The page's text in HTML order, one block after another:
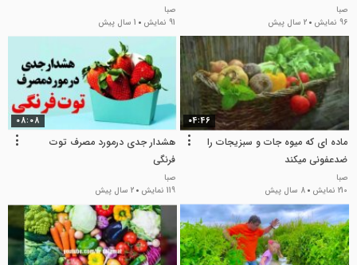
صبا
96 نمایش
2 سال پیش
صبا
91 نمایش
1 سال پیش
04:46
ماده ای که میوه جات و سبزیجات را
ضدعفونی میکند
صبا
210 نمایش
8 سال پیش
08:08
هشدار جدی درمورد مصرف توت
فرنگی
صبا
119 نمایش
2 سال پیش